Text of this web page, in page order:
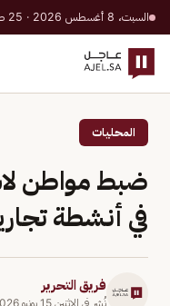
السبت، 8 أغسطس 2026 · 25 صفر 1448 هـ
المحليات
ضبط مواطن
في أنشطة
فريق التحرير
نُشر في الإثنين 15 يونيو 2026